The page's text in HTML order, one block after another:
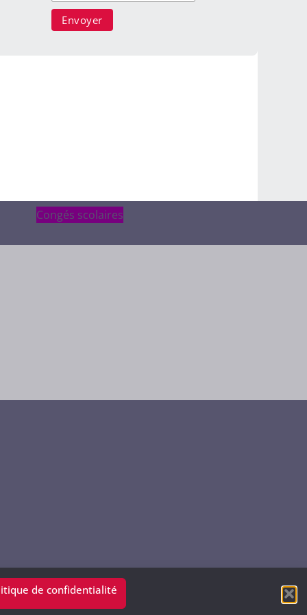
de confidentialité
Congés scolaires